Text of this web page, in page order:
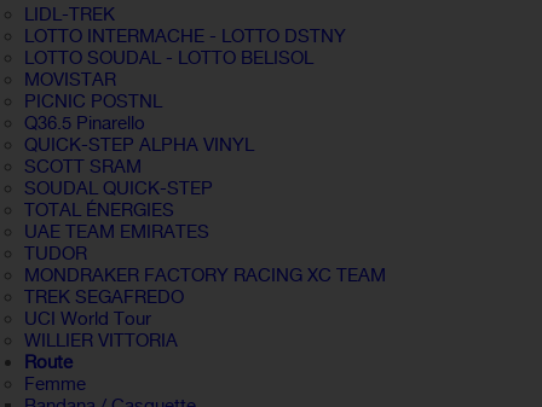
LIDL-TREK
LOTTO INTERMACHE - LOTTO DSTNY
LOTTO SOUDAL - LOTTO BELISOL
MOVISTAR
PICNIC POSTNL
Q36.5 Pinarello
QUICK-STEP ALPHA VINYL
SCOTT SRAM
SOUDAL QUICK-STEP
TOTAL ÉNERGIES
UAE TEAM EMIRATES
TUDOR
MONDRAKER FACTORY RACING XC TEAM
TREK SEGAFREDO
UCI World Tour
WILLIER VITTORIA
Route
Femme